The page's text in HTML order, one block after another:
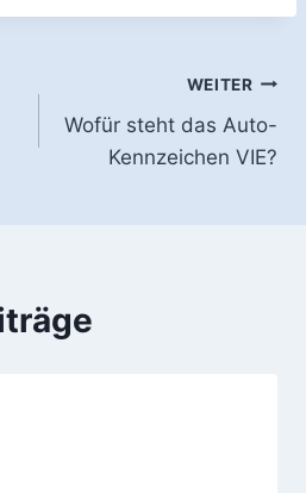
WEITER
Wofür steht das Auto-
Kennzeichen VIE?